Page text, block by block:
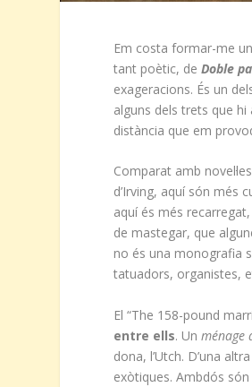
Em costa formar-me
tant poètic, deDoble
exageracions. És un
alguns dels trets que hi
distància que em
Comparat amb
d’Irving, aquí són més
aquí és més
de mastegar, que
no és una monografia
tatuadors, organistes,
El “The 158-pound
entre ells. Unménage
dona, l’Utch. D’una
exòtiques. Ambdós